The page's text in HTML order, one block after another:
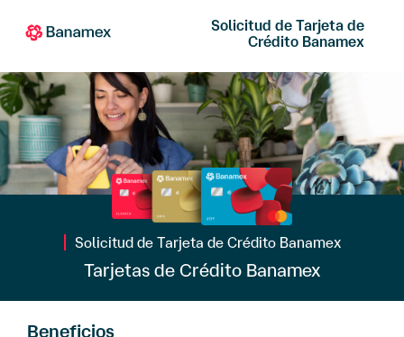
Solicitud de Tarjeta de
Crédito Banamex
Solicitud de Tarjeta de Crédito Banamex
Tarjetas de Crédito Banamex
Beneficios